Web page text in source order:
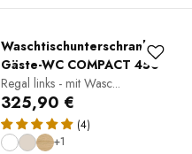
Waschtischunterschrank
Gäste-WC COMPACT 450
Regal links - mit Wasc...
325,90 €
(4)
+1